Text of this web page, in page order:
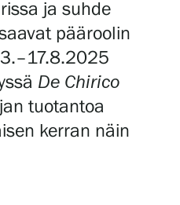
ja suhde
pääroolin
De Chirico
tuotantoa
kerran näin